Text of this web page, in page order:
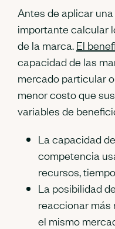
Antes de aplicar
importante calcular
de la marca. El
capacidad de las
mercado particular
menor costo que
variables de
La capacidad
competencia
recursos,
La posibilidad
reaccionar más
el mismo